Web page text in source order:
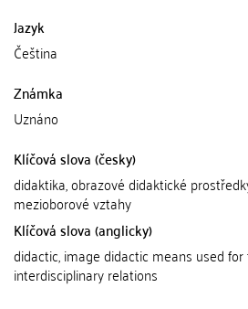
Jazyk
Čeština
Známka
Uznáno
Klíčová slova (česky)
didaktika, obrazové didaktické
mezioborové vztahy
Klíčová slova (anglicky)
didactic, image didactic means used
interdisciplinary relations